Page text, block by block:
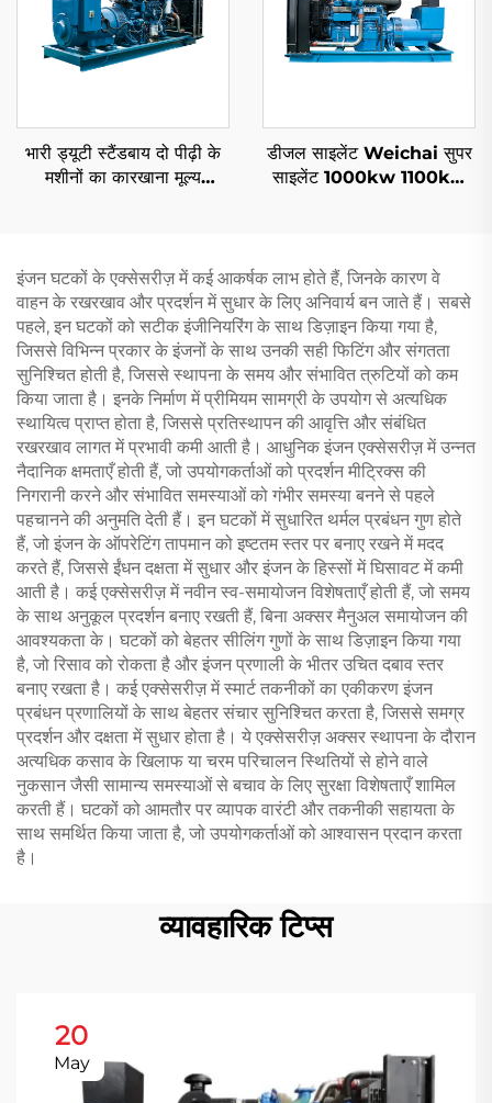
भारी ड्यूटी स्टैंडबाय दो पीढ़ी के
मशीनों का कारखाना मूल्य
डीजल साइलेंट Weichai सुपर
साइलेंट 1000kw 1100kw
इंजन घटकों के एक्सेसरीज़ में कई आकर्षक लाभ होते हैं, जिनके कारण वे
वाहन के रखरखाव और प्रदर्शन में सुधार के लिए अनिवार्य बन जाते हैं। सबसे
पहले, इन घटकों को सटीक इंजीनियरिंग के साथ डिज़ाइन किया गया है,
जिससे विभिन्न प्रकार के इंजनों के साथ उनकी सही फिटिंग और संगतता
सुनिश्चित होती है, जिससे स्थापना के समय और संभावित त्रुटियों को कम
किया जाता है। इनके निर्माण में प्रीमियम सामग्री के उपयोग से अत्यधिक
स्थायित्व प्राप्त होता है, जिससे प्रतिस्थापन की आवृत्ति और संबंधित
रखरखाव लागत में प्रभावी कमी आती है। आधुनिक इंजन एक्सेसरीज़ में उन्नत
नैदानिक क्षमताएँ होती हैं, जो उपयोगकर्ताओं को प्रदर्शन मीट्रिक्स की
निगरानी करने और संभावित समस्याओं को गंभीर समस्या बनने से पहले
पहचानने की अनुमति देती हैं। इन घटकों में सुधारित थर्मल प्रबंधन गुण होते
हैं, जो इंजन के ऑपरेटिंग तापमान को इष्टतम स्तर पर बनाए रखने में मदद
करते हैं, जिससे ईंधन दक्षता में सुधार और इंजन के हिस्सों में घिसावट में कमी
आती है। कई एक्सेसरीज़ में नवीन स्व-समायोजन विशेषताएँ होती हैं, जो समय
के साथ अनुकूल प्रदर्शन बनाए रखती हैं, बिना अक्सर मैनुअल समायोजन की
आवश्यकता के। घटकों को बेहतर सीलिंग गुणों के साथ डिज़ाइन किया गया
है, जो रिसाव को रोकता है और इंजन प्रणाली के भीतर उचित दबाव स्तर
बनाए रखता है। कई एक्सेसरीज़ में स्मार्ट तकनीकों का एकीकरण इंजन
प्रबंधन प्रणालियों के साथ बेहतर संचार सुनिश्चित करता है, जिससे समग्र
प्रदर्शन और दक्षता में सुधार होता है। ये एक्सेसरीज़ अक्सर स्थापना के दौरान
अत्यधिक कसाव के खिलाफ या चरम परिचालन स्थितियों से होने वाले
नुकसान जैसी सामान्य समस्याओं से बचाव के लिए सुरक्षा विशेषताएँ शामिल
करती हैं। घटकों को आमतौर पर व्यापक वारंटी और तकनीकी सहायता के
साथ समर्थित किया जाता है, जो उपयोगकर्ताओं को आश्वासन प्रदान करता
है।
व्यावहारिक टिप्स
20
May